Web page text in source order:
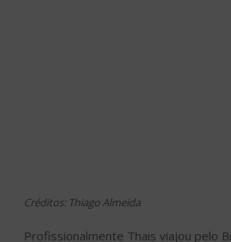
lançadas em 2019 e disponíveis no